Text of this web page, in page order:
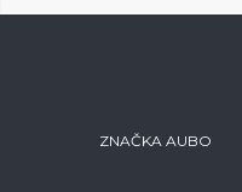
ZNAČKA AUBO